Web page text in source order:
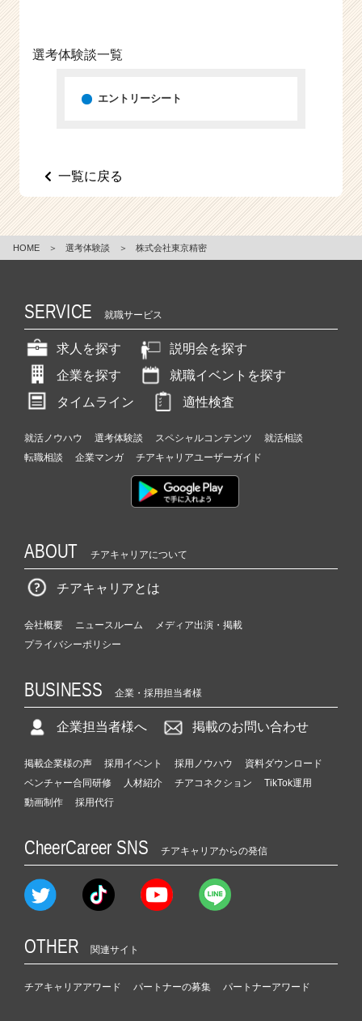
選考体験談一覧
エントリーシート
一覧に戻る
HOME ＞ 選考体験談 ＞ 株式会社東京精密
SERVICE 就職サービス
求人を探す
説明会を探す
企業を探す
就職イベントを探す
タイムライン
適性検査
就活ノウハウ 選考体験談 スペシャルコンテンツ
就活相談
転職相談
企業マンガ チアキャリアユーザーガイド
ABOUT チアキャリアについて
チアキャリアとは
会社概要 ニュースルーム
メディア出演・掲載
プライバシーポリシー
BUSINESS 企業・採用担当者様
企業担当者様へ 掲載のお問い合わせ
掲載企業様の声 採用イベント 採用ノウハウ
資料ダウンロード
ベンチャー合同研修
人材紹介 チアコネクション
TikTok運用
動画制作
採用代行
CheerCareer SNS チアキャリアからの発信
OTHER 関連サイト
チアキャリアアワード パートナーの募集 パートナーアワード